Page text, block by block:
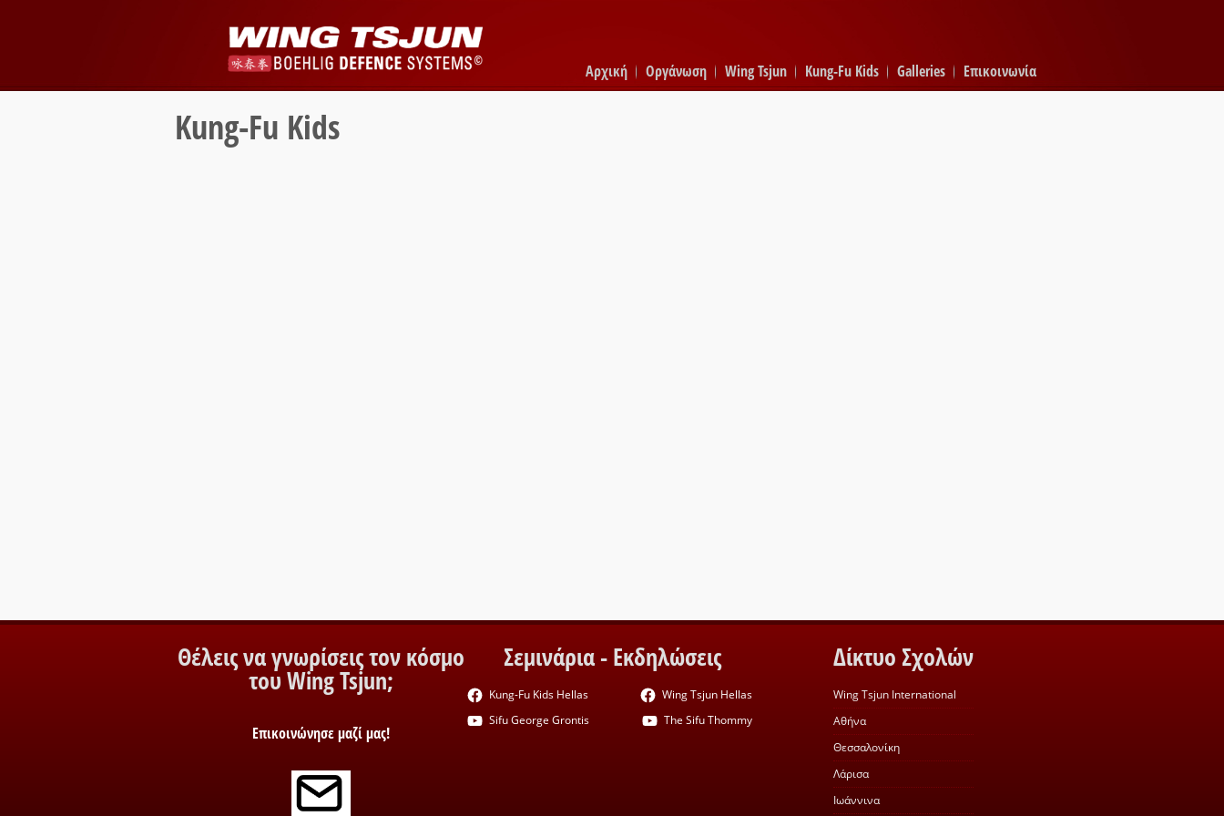
Αρχική Οργάνωση Wing Tsjun Kung-Fu Kids Galleries Επικοινωνία
Kung-Fu Kids
Θέλεις να γνωρίσεις τον κόσμο
του Wing Tsjun;
Επικοινώνησε μαζί μας!
Σεμινάρια - Εκδηλώσεις
Kung-Fu Kids Hellas
Wing Tsjun Hellas
Sifu George Grontis
The Sifu Thommy
Δίκτυο Σχολών
Wing Tsjun International
Αθήνα
Θεσσαλονίκη
Λάρισα
Ιωάννινα